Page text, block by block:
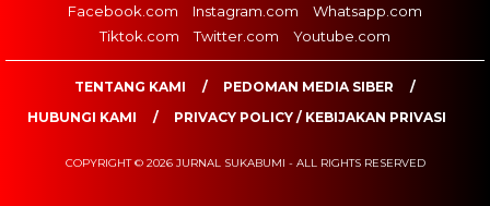
Facebook.com
Instagram.com
Whatsapp.com
Tiktok.com
Twitter.com Youtube.com
TENTANG KAMI
PEDOMAN MEDIA SIBER
HUBUNGI KAMI
PRIVACY POLICY / KEBIJAKAN PRIVASI
COPYRIGHT © 2026 JURNAL SUKABUMI - ALL RIGHTS RESERVED